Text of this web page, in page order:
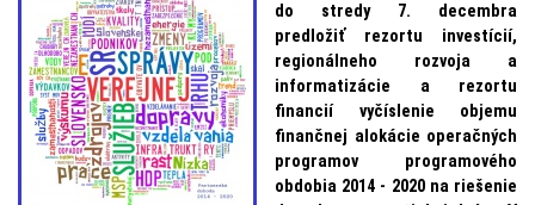
do stredy 7. decembra
predložiť rezortu investícií,
regionálneho rozvoja a
informatizácie a rezortu
financií vyčíslenie objemu
finančnej alokácie operačných
programov programového
obdobia 2014 - 2020 na riešenie